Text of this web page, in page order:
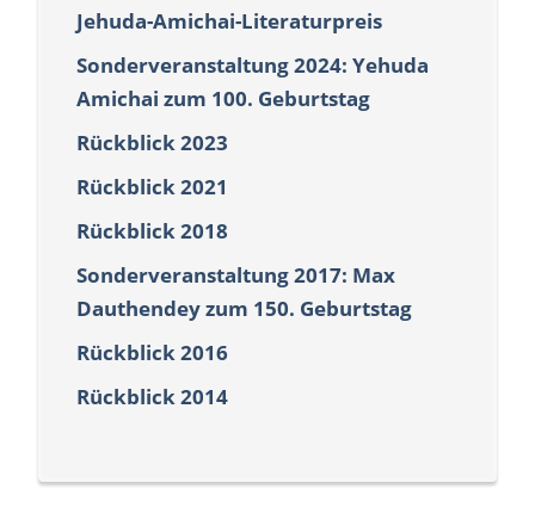
Jehuda-Amichai-Literaturpreis
Sonderveranstaltung 2024: Yehuda
Amichai zum 100. Geburtstag
Rückblick 2023
Rückblick 2021
Rückblick 2018
Sonderveranstaltung 2017: Max
Dauthendey zum 150. Geburtstag
Rückblick 2016
Rückblick 2014